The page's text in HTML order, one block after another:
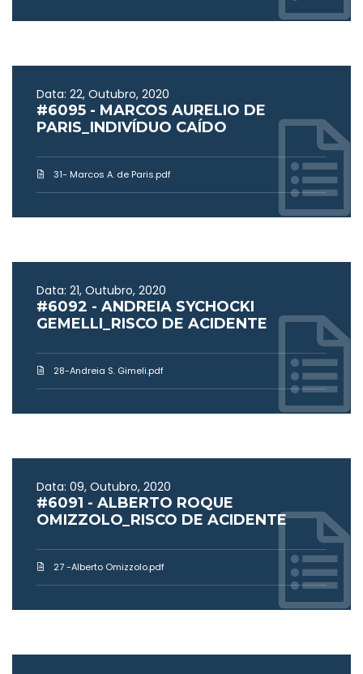
Data: 22, Outubro, 2020
#6095 - MARCOS AURELIO DE
PARIS_INDIVÍDUO CAÍDO
31- Marcos A. de Paris.pdf
Data: 21, Outubro, 2020
#6092 - ANDREIA SYCHOCKI
GEMELLI_RISCO DE ACIDENTE
28-Andreia S. Gimeli.pdf
Data: 09, Outubro, 2020
#6091 - ALBERTO ROQUE
OMIZZOLO_RISCO DE ACIDENTE
27 -Alberto Omizzolo.pdf